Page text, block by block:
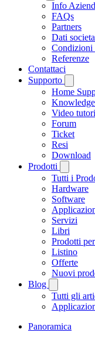
Info
FAQs
Partners
Dati
Condizioni
Referenze
Contattaci
Supporto
Home
Video
Forum
Ticket
Resi
Download
Prodotti
Tutti i
Hardware
Software
Servizi
Libri
Prodotti
Listino
Offerte
Nuovi
Blog
Tutti gli
Panoramica